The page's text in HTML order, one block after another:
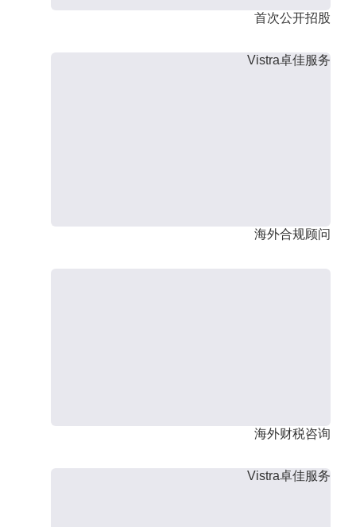
首次公开招股
Vistra卓佳服务
海外合规顾问
海外财税咨询
Vistra卓佳服务